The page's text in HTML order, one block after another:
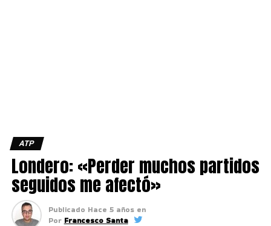
ATP
Londero: «Perder muchos partidos
seguidos me afectó»
Publicado Hace 5 años en
Por Francesco Santa